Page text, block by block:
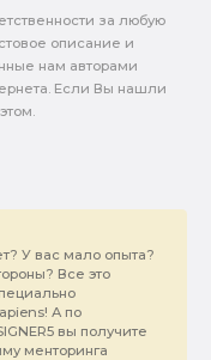
за любую
описание и
нам авторами
Если Вы нашли
У вас мало опыта?
Все это
А по
вы получите
менторинга